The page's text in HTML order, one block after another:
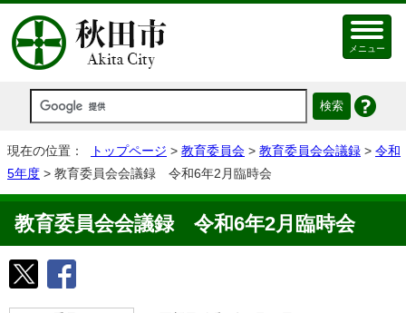
メニュー
現在の位置： トップページ > 教育委員会 > 教育委員会会議録 > 令和
5年度 > 教育委員会会議録 令和6年2月臨時会
教育委員会会議録 令和6年2月臨時会